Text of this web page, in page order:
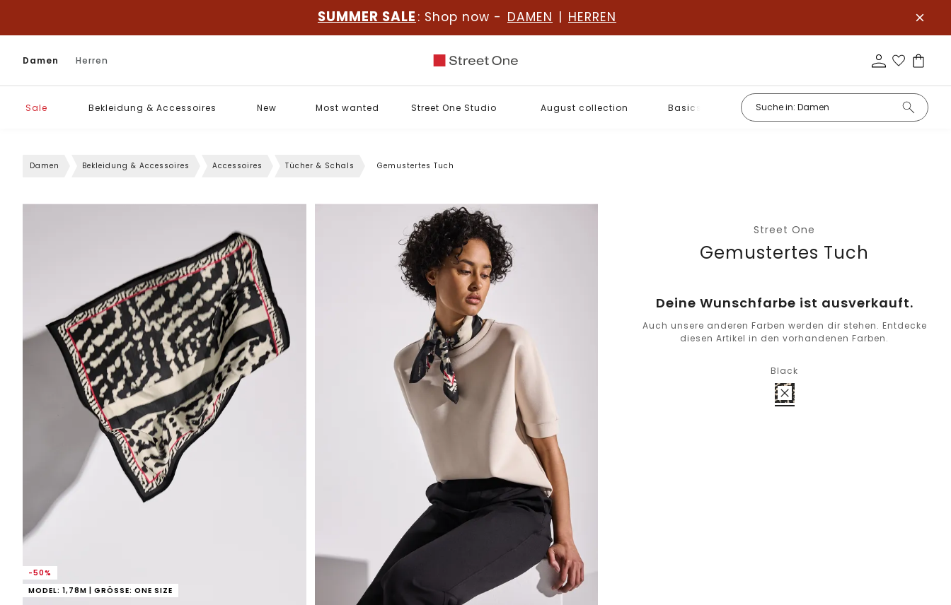
SUMMER SALE : Shop now - DAMEN | HERREN
Damen Herren
Sale Bekleidung & Accessoires New Most wanted Street One Studio August collection Basics
Damen Bekleidung & Accessoires Accessoires Tücher & Schals Gemustertes Tuch
-50%
MODEL: 1,78M | GRÖSSE: ONE SIZE
Street One
Gemustertes Tuch
Deine Wunschfarbe ist ausverkauft.
Auch unsere anderen Farben werden dir stehen. Entdecke
diesen Artikel in den vorhandenen Farben.
Black